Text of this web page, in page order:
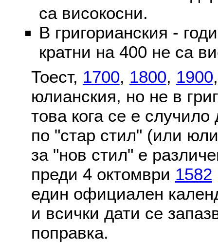
са високосни.
В григорианския -
кратни на 400 не са
Тоест, 1700, 1800, 1900
юлианския, но не в
това кога се е
по "стар стил" (или
за "нов стил" е
преди 4 октомври 1582
един официален
и всички дати се
поправка.